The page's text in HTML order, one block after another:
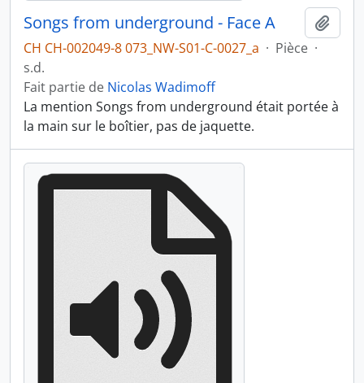
Songs from underground - Face A
CH CH-002049-8 073_NW-S01-C-0027_a · Pièce ·
s.d.
Fait partie de Nicolas Wadimoff
La mention Songs from underground était portée à
la main sur le boîtier, pas de jaquette.